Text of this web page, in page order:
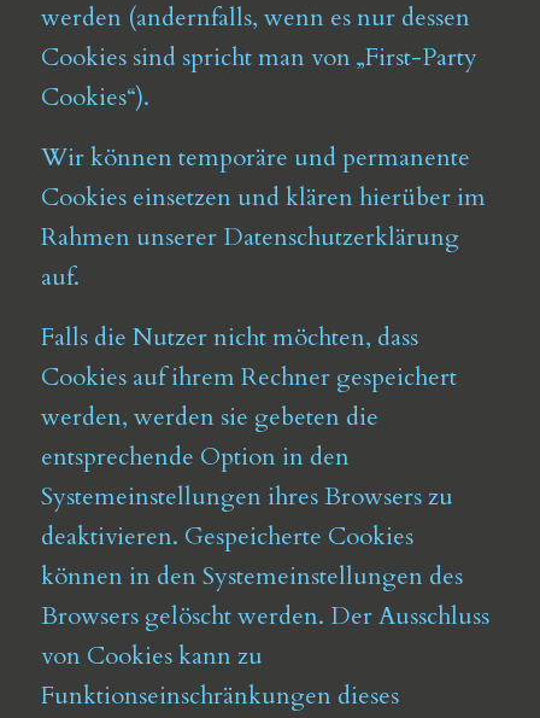
werden (andernfalls, wenn es nur dessen
Cookies sind spricht man von „First-Party
Cookies“).
Wir können temporäre und permanente
Cookies einsetzen und klären hierüber im
Rahmen unserer Datenschutzerklärung
auf.
Falls die Nutzer nicht möchten, dass
Cookies auf ihrem Rechner gespeichert
werden, werden sie gebeten die
entsprechende Option in den
Systemeinstellungen ihres Browsers zu
deaktivieren. Gespeicherte Cookies
können in den Systemeinstellungen des
Browsers gelöscht werden. Der Ausschluss
von Cookies kann zu
Funktionseinschränkungen dieses